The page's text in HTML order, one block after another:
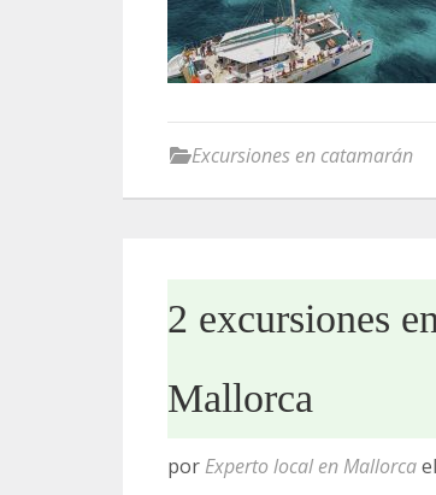
Excursiones en catamarán
2 excursiones
Mallorca
por Experto local en Mallorcael